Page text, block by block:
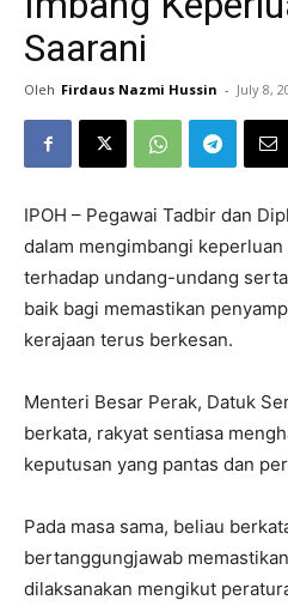
Saarani
Oleh Firdaus Nazmi Hussin - July 8,
IPOH – Pegawai Tadbir dan
dalam mengimbangi
terhadap undang-undang
baik bagi memastikan
kerajaan terus berkesan.
Menteri Besar Perak, Datuk
berkata, rakyat sentiasa
keputusan yang pantas dan
Pada masa sama, beliau
bertanggungjawab
dilaksanakan mengikut